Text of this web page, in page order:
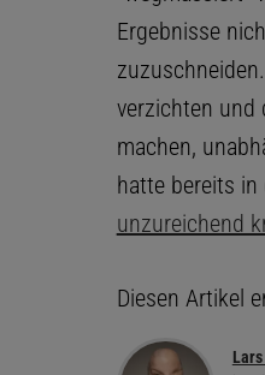
Ergebnisse
verzichten und
machen,
hatte bereits in
unzureichend
Diesen Artikel